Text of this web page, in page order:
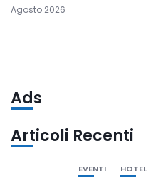
Agosto 2026
Ads
Articoli Recenti
EVENTI HOTEL